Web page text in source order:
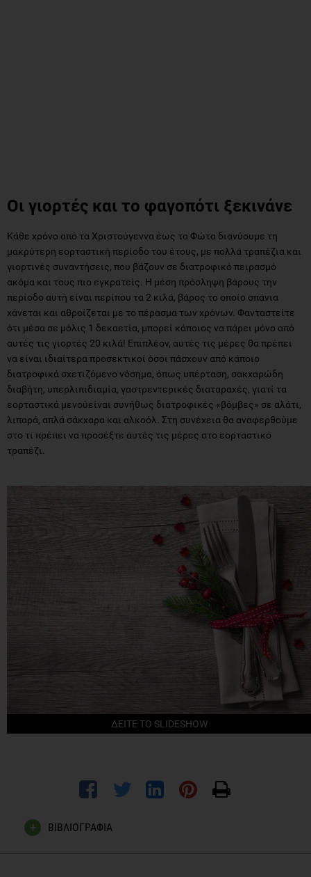
Οι γιορτές και το φαγοπότι ξεκινάνε
Κάθε χρόνο από τα Χριστούγεννα έως τα Φώτα διανύουμε τη
μακρύτερη εορταστική περίοδο του έτους, με πολλά τραπέζια και
γιορτινές συναντήσεις, που βάζουν σε διατροφικό πειρασμό
ακόμα και τους πιο εγκρατείς. Η μέση πρόσληψη βάρους την
περίοδο αυτή είναι περίπου τα 2 κιλά, βάρος το οποίο σπάνια
χάνεται και αθροίζεται με το πέρασμα των χρόνων. Φανταστείτε
ότι μέσα σε μόλις 1 δεκαετία, μπορεί κάποιος να πάρει μόνο από
αυτές τις γιορτές 20 κιλά! Επιπλέον, αυτές τις μέρες θα πρέπει
να είναι ιδιαίτερα προσεκτικοί όσοι πάσχουν από κάποιο
διατροφικά σχετιζόμενο νόσημα, όπως υπέρταση, σακχαρώδη
διαβήτη, υπερλιπιδιαμία, γαστρεντερικές διαταραχές, γιατί τα
εορταστικά μενούείναι συνήθως διατροφικές «βόμβες» σε αλάτι,
λιπαρά, απλά σάκχαρα και αλκοόλ. Στη συνέχεια θα αναφερθούμε
στο τι πρέπει να προσέξτε αυτές τις μέρες στο εορταστικό
τραπέζι.
ΔΕΙΤΕ ΤΟ SLIDESHOW
ΒΙΒΛΙΟΓΡΑΦΙΑ